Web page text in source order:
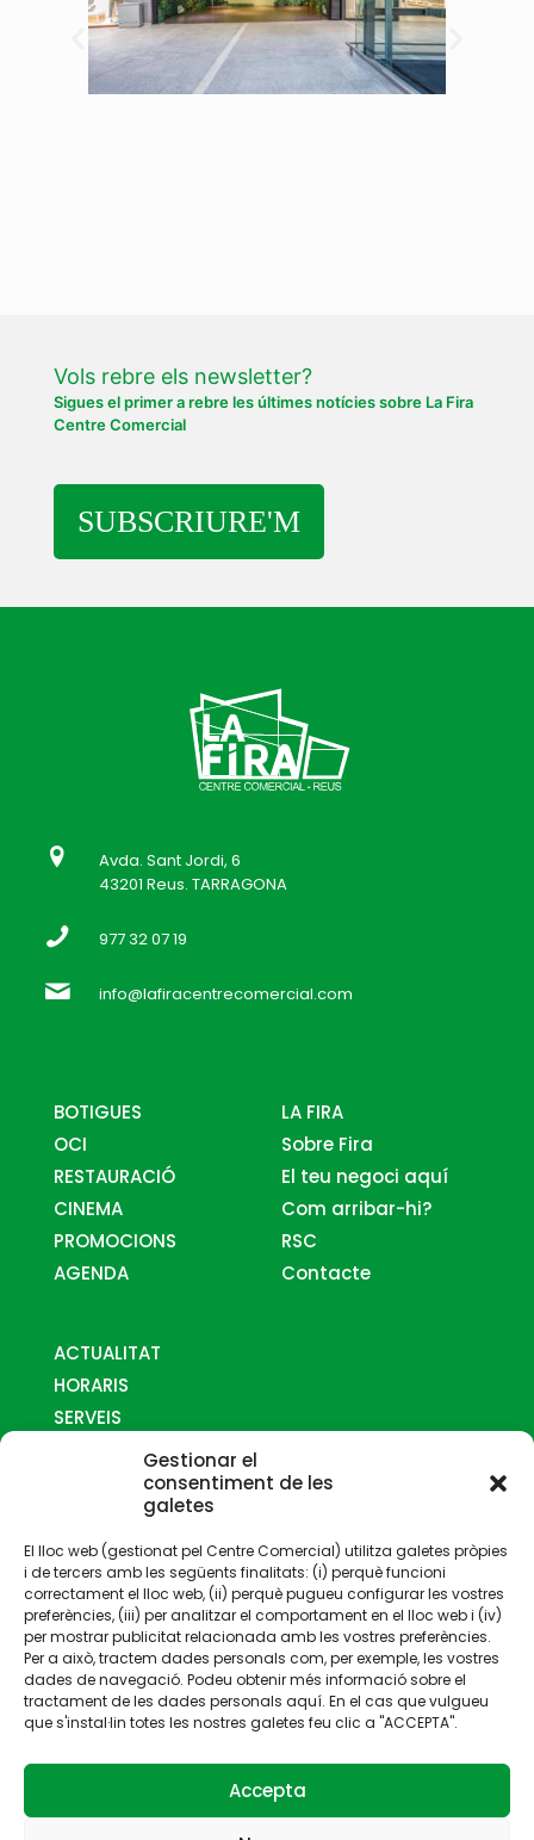
Gestionar el
consentiment de les
galetes
El lloc web (gestionat pel Centre Comercial) utilitza galetes pròpies
i de tercers amb les següents finalitats: (i) perquè funcioni
correctament el lloc web, (ii) perquè pugueu configurar les vostres
preferències, (iii) per analitzar el comportament en el lloc web i (iv)
per mostrar publicitat relacionada amb les vostres preferències.
Per a això, tractem dades personals com, per exemple, les vostres
dades de navegació. Podeu obtenir més informació sobre el
tractament de les dades personals aquí. En el cas que vulgueu
que s'instal·lin totes les nostres galetes feu clic a "ACCEPTA".
Accepta
Vols rebre els newsletter?
Sigues el primer a rebre les últimes notícies sobre La Fira
Centre Comercial
SUBSCRIURE'M
Avda. Sant Jordi, 6
43201 Reus. TARRAGONA
977 32 07 19
info@lafiracentrecomercial.com
BOTIGUES
OCI
RESTAURACIÓ
CINEMA
PROMOCIONS
AGENDA
LA FIRA
Sobre Fira
El teu negoci aquí
Com arribar-hi?
RSC
Contacte
ACTUALITAT
HORARIS
SERVEIS
COM ARRIBAR-HI
CONTACTE
Gestionat per: